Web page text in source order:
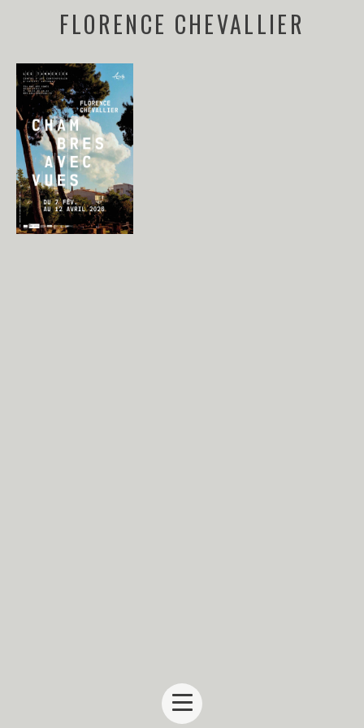
FLORENCE CHEVALLIER